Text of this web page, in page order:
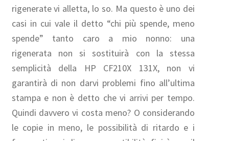
rigenerate vi alletta, lo so. Ma questo è uno dei
casi in cui vale il detto “chi più spende, meno
spende” tanto caro a mio nonno: una
rigenerata non si sostituirà con la stessa
semplicità della HP CF210X 131X, non vi
garantirà di non darvi problemi fino all’ultima
stampa e non è detto che vi arrivi per tempo.
Quindi davvero vi costa meno? O considerando
le copie in meno, le possibilità di ritardo e i